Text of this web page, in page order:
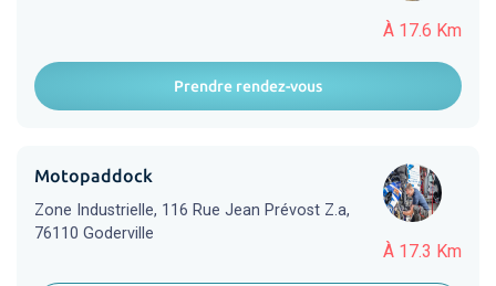
À 17.6 Km
Prendre rendez-vous
À 17.3 Km
Motopaddock
Zone Industrielle, 116 Rue Jean Prévost Z.a,
76110 Goderville